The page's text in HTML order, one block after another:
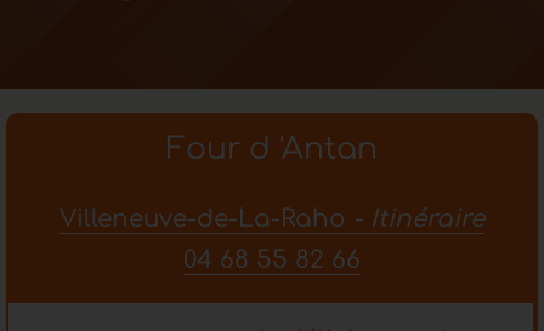
Four d 'Antan
Villeneuve-de-La-Raho - Itinéraire
04 68 55 82 66